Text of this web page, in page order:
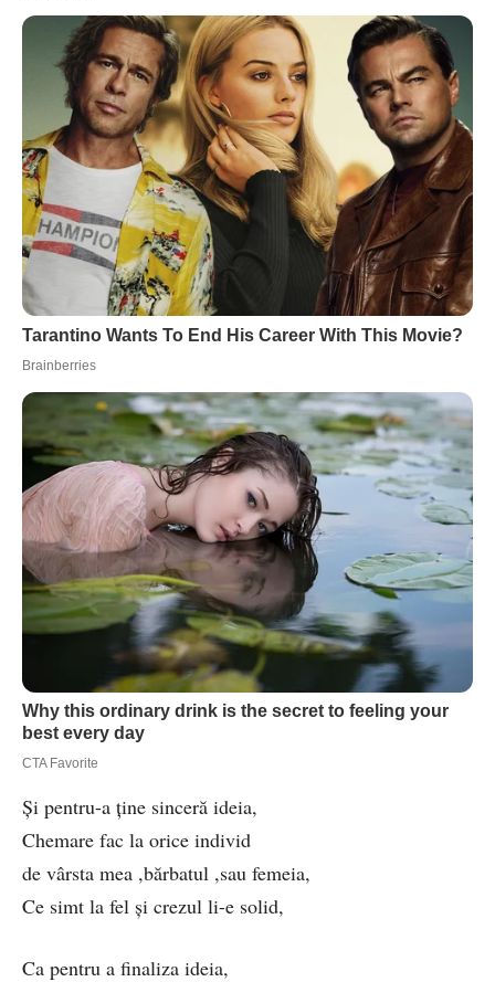
Și pentru-a ține sinceră ideia,
Chemare fac la orice individ
de vârsta mea ,bărbatul ,sau femeia,
Ce simt la fel și crezul li-e solid,
Ca pentru a finaliza ideia,